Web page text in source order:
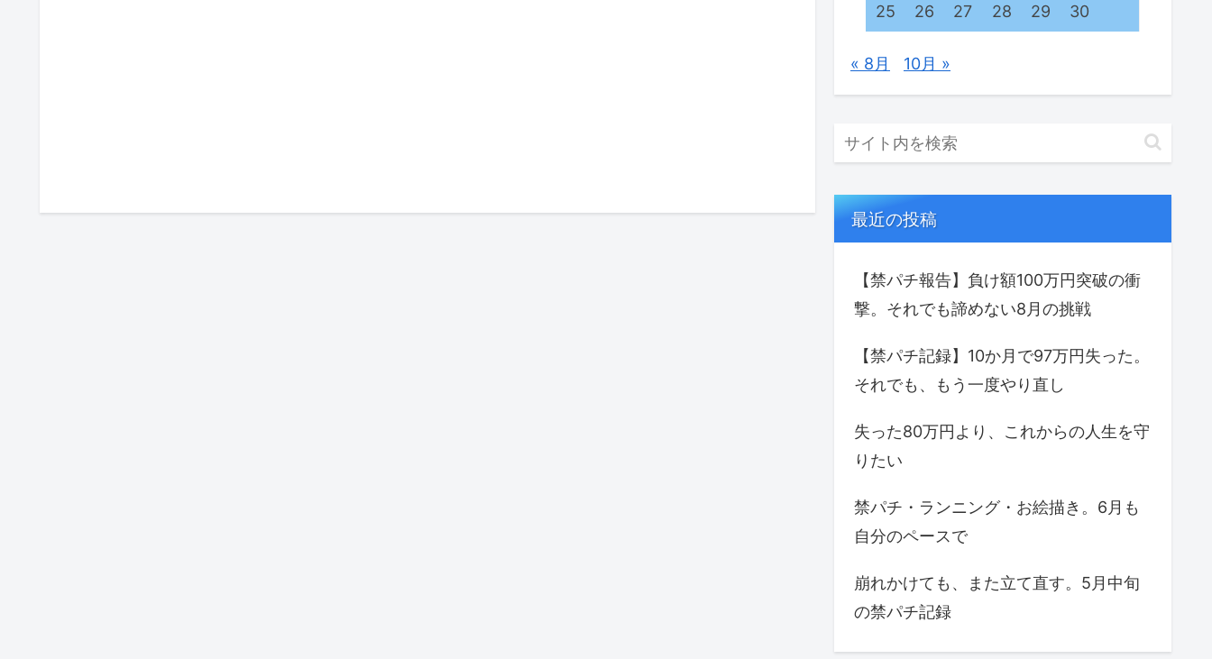
25 26 27 28 29 30
« 8月 10月 »
最近の投稿
【禁パチ報告】負け額100万円突破の衝
撃。それでも諦めない8月の挑戦
【禁パチ記録】10か月で97万円失った。
それでも、もう一度やり直し
失った80万円より、これからの人生を守
りたい
禁パチ・ランニング・お絵描き。6月も
自分のペースで
崩れかけても、また立て直す。5月中旬
の禁パチ記録